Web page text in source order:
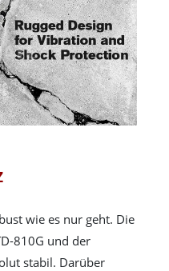
wie es nur geht. Die
810G und der
stabil. Darüber